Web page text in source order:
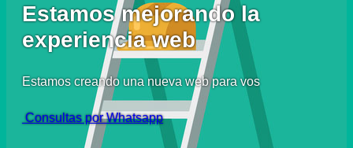
Estamos mejorando la
experiencia web
Estamos creando una nueva web para vos
Consultas por Whatsapp